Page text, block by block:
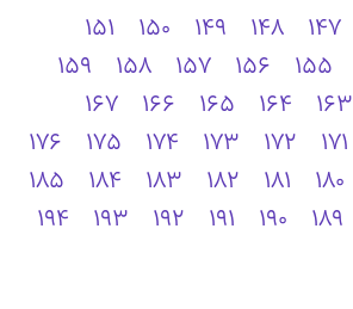
147
148
149
150
151
155
156
157
158
159
163
164
165
166
167
171
172
173
174
175
176
180
181
182
183
184
185
189
190
191
192
193
194